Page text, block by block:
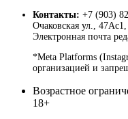
Контакты: +7 (903)
Очаковская ул.,
Электронная почта
*Meta Platforms
организацией и
Возрастное
18+